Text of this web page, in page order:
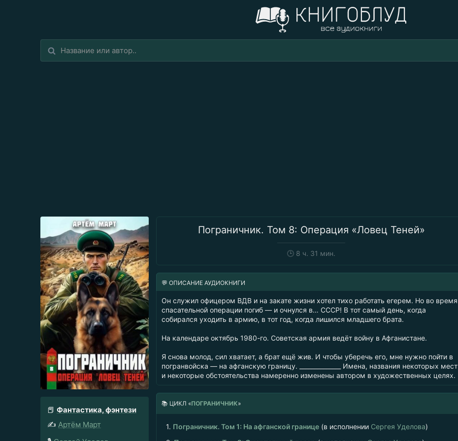
Пограничник. Том 8: Операция «Ловец Теней»
🕒 8 ч. 31 мин.
📕 Фантастика, фэнтези
✍️ Артём Март
💬 ОПИСАНИЕ АУДИОКНИГИ
Он служил офицером ВДВ и на закате жизни хотел тихо работать егерем. Но во время
спасательной операции погиб — и очнулся в… СССР! В тот самый день, когда
собирался уходить в армию, в тот год, когда лишился младшего брата.
На календаре октябрь 1980-го. Советская армия ведёт войну в Афганистане.
Я снова молод, сил хватает, а брат ещё жив. И чтобы уберечь его, мне нужно пойти в
погранвойска — на афганскую границу. ______________ Имена, названия некоторых мест
и некоторые обстоятельства намеренно изменены автором в художественных целях.
📚 ЦИКЛ «ПОГРАНИЧНИК»
1. Пограничник. Том 1: На афганской границе (в исполнении Сергея Уделова)